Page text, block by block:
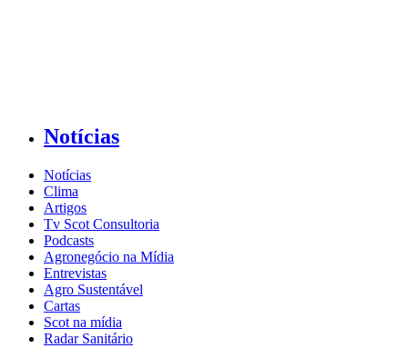
Notícias
Notícias
Clima
Artigos
Tv Scot Consultoria
Podcasts
Agronegócio na Mídia
Entrevistas
Agro Sustentável
Cartas
Scot na mídia
Radar Sanitário